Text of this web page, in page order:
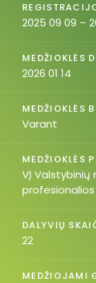
2025 09 09 –
MEDŽIOKLĖS
2026 01 14
MEDŽIOKLĖS
Varant
MEDŽIOKLĖS
VĮ Valstybinių
DALYVIŲ
22
MEDŽIOJAMI